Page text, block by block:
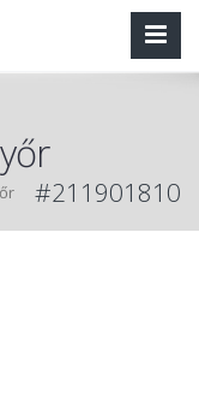
#211901810